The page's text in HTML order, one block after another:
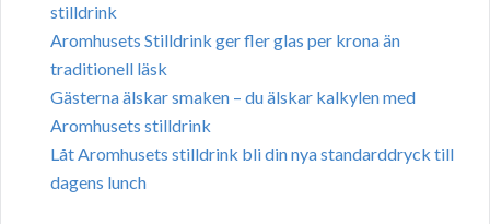
stilldrink
Aromhusets Stilldrink ger fler glas per krona än
traditionell läsk
Gästerna älskar smaken – du älskar kalkylen med
Aromhusets stilldrink
Låt Aromhusets stilldrink bli din nya standarddryck till
dagens lunch